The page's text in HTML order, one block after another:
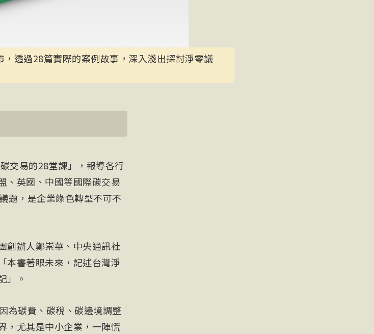
，透過28篇實際的案例故事，深入淺出探討淨零議
交易的28堂課」，報導各行
、英國、中國等國際碳交易
題，是企業綠色轉型不可不
創辦人鄭崇華、中央通訊社
本書著眼未來，記述台灣淨
」。
為碳費、碳稅、碳邊境調整
，尤其是中小企業，一陣慌